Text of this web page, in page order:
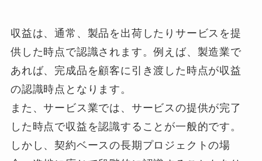
収益は、通常、製品を出荷したりサービスを提
供した時点で認識されます。例えば、製造業で
あれば、完成品を顧客に引き渡した時点が収益
の認識時点となります。
また、サービス業では、サービスの提供が完了
した時点で収益を認識することが一般的です。
しかし、契約ベースの長期プロジェクトの場